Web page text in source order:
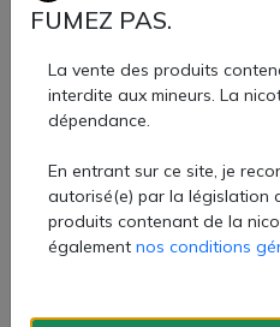
dans un nuage gourmand
AJOUTER À
Paiement
Livraison
FUMEZ PAS.
La vente des produits
interdite aux mineurs. La
dépendance.
En entrant sur ce site, je
autorisé(e) par la législation
produits contenant de la
également nos conditions